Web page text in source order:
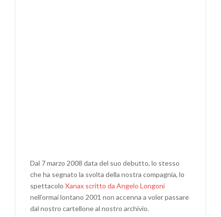
Dal 7 marzo 2008 data del suo debutto, lo stesso
che ha segnato la svolta della nostra compagnia, lo
spettacolo Xanax scritto da Angelo Longoni
nell’ormai lontano 2001 non accenna a voler passare
dal nostro cartellone al nostro archivio.